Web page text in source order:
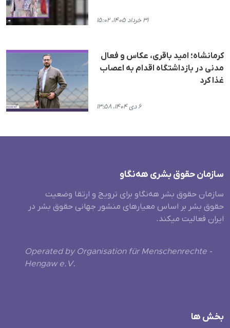
۳۱ خرداد ۱۴۰۵، ۱۵:۰۲
کرمانشاه؛ امید باقری، عکاس و فعال
مدنی در بازداشتگاه اقدام به اعصاب
غذا کرد
۶ دی ۱۴۰۴، ۱۳:۵۸
سازمان حقوق بشری هەنگاو
سازمان حقوق بشر هه‌نگاو برای ترویج و ارتقا وضعیت
حقوق بشر بر اساس معیارهای منشور جهانی حقوق بشر در
ایران فعالیت میکند.
Operated by Organisation für Menschenrechte -
Hengaw e.V.
بخش ها